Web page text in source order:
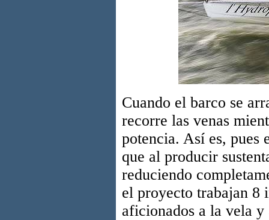
Cuando el barco se
recorre las venas
potencia. Así es, pues
que al producir
reduciendo
el proyecto trabajan 8
aficionados a la vela y